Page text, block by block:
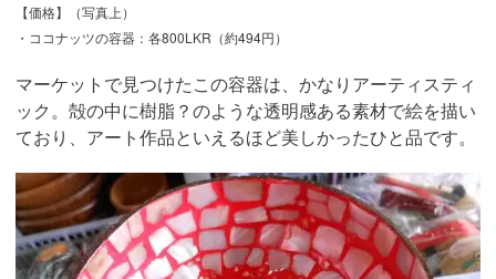
【価格】（写真上）
・ココナッツの容器：各800LKR（約494円）
マーケットで見つけたこの容器は、かなりアーティスティ
ック。殻の中に樹脂？のような透明感ある素材で絵を描い
ており、アート作品といえるほど美しかったひと品です。